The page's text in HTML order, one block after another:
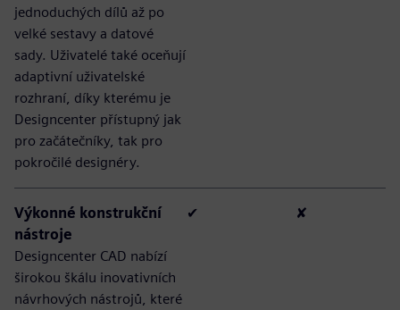
jednoduchých dílů až po
velké sestavy a datové
sady. Uživatelé také oceňují
adaptivní uživatelské
rozhraní, díky kterému je
Designcenter přístupný jak
pro začátečníky, tak pro
pokročilé designéry.
Výkonné konstrukční
nástroje
Designcenter CAD nabízí
širokou škálu inovativních
návrhových nástrojů, které
✔ ✘